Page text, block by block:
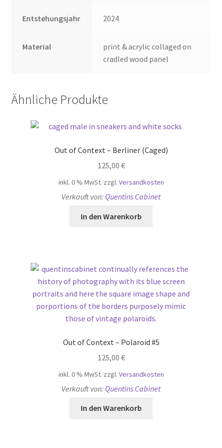
Entstehungsjahr 2024
Material
print & acrylic collaged on
cradled wood panel
Ähnliche Produkte
Out of Context – Berliner (Caged)
125,00 €
inkl. 0 % MwSt. zzgl. Versandkosten
Verkauft von: Quentins Cabinet
In den Warenkorb
Out of Context – Polaroid #5
125,00 €
inkl. 0 % MwSt. zzgl. Versandkosten
Verkauft von: Quentins Cabinet
In den Warenkorb